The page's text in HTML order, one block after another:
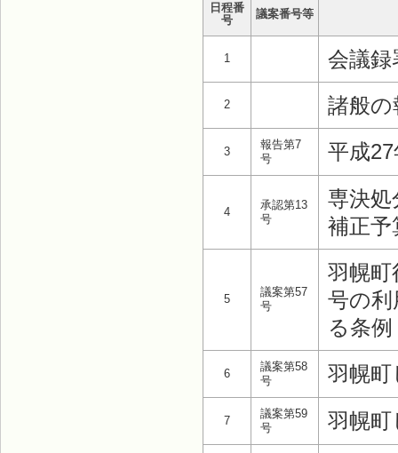
日程番
号
議案番号等
1 会議録
2 諸般の
3
報告第7
号
平成
4
承認第13
号
専決処
補正予
5
議案第57
号
羽幌
号の
る条例
6
議案第58
号
羽幌町
7
議案第59
号
羽幌